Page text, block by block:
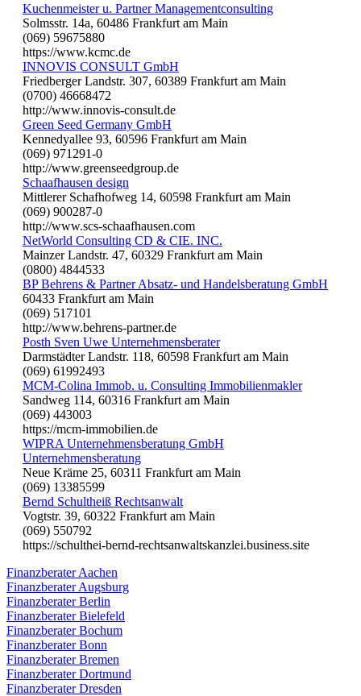
Kuchenmeister u. Partner Managementconsulting
Solmsstr. 14a, 60486 Frankfurt am Main
(069) 59675880
https://www.kcmc.de
INNOVIS CONSULT GmbH
Friedberger Landstr. 307, 60389 Frankfurt am Main
(0700) 46668472
http://www.innovis-consult.de
Green Seed Germany GmbH
Kennedyallee 93, 60596 Frankfurt am Main
(069) 971291-0
http://www.greenseedgroup.de
Schaafhausen design
Mittlerer Schafhofweg 14, 60598 Frankfurt am Main
(069) 900287-0
http://www.scs-schaafhausen.com
NetWorld Consulting CD & CIE. INC.
Mainzer Landstr. 47, 60329 Frankfurt am Main
(0800) 4844533
BP Behrens & Partner Absatz- und Handelsberatung GmbH
60433 Frankfurt am Main
(069) 517101
http://www.behrens-partner.de
Posth Sven Uwe Unternehmensberater
Darmstädter Landstr. 118, 60598 Frankfurt am Main
(069) 61992493
MCM-Colina Immob. u. Consulting Immobilienmakler
Sandweg 114, 60316 Frankfurt am Main
(069) 443003
https://mcm-immobilien.de
WIPRA Unternehmensberatung GmbH
Unternehmensberatung
Neue Kräme 25, 60311 Frankfurt am Main
(069) 13385599
Bernd Schultheiß Rechtsanwalt
Vogtstr. 39, 60322 Frankfurt am Main
(069) 550792
https://schulthei-bernd-rechtsanwaltskanzlei.business.site
Finanzberater Aachen
Finanzberater Augsburg
Finanzberater Berlin
Finanzberater Bielefeld
Finanzberater Bochum
Finanzberater Bonn
Finanzberater Bremen
Finanzberater Dortmund
Finanzberater Dresden